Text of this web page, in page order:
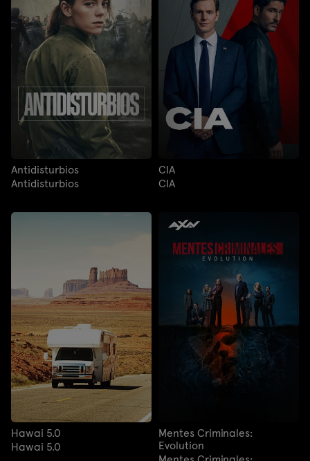
Antidisturbios
Antidisturbios
CIA
CIA
Hawai 5.0
Hawai 5.0
Mentes Criminales:
Evolution